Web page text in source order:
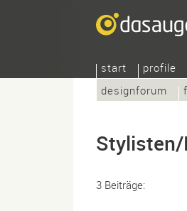
start profile
designforum
3 Beiträge: